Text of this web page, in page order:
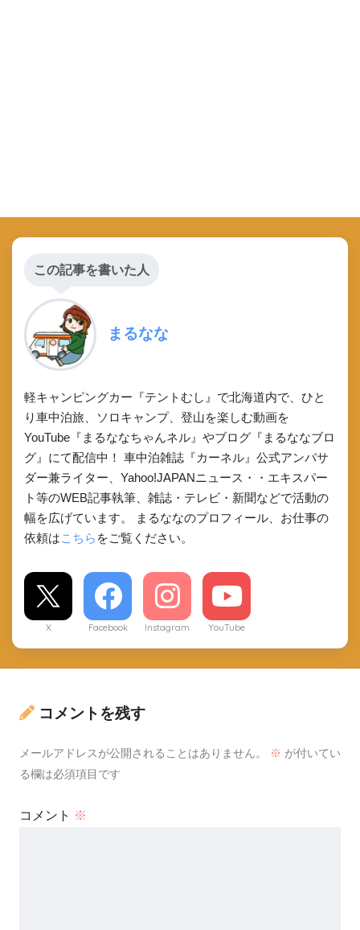
この記事を書いた人
まるなな
軽キャンピングカー『テントむし』で北海道内で、ひと
り車中泊旅、ソロキャンプ、登山を楽しむ動画を
YouTube『まるななちゃんネル』やブログ『まるななブロ
グ』にて配信中！ 車中泊雑誌『カーネル』公式アンバサ
ダー兼ライター、Yahoo!JAPANニュース・・エキスパー
ト等のWEB記事執筆、雑誌・テレビ・新聞などで活動の
幅を広げています。 まるななのプロフィール、お仕事の
依頼はこちら をご覧ください。
X Facebook Instagram YouTube
コメントを残す
メールアドレスが公開されることはありません。 ※ が付いてい
る欄は必須項目です
コメント ※